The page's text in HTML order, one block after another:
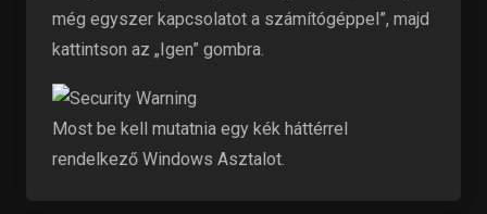
még egyszer kapcsolatot a számítógéppel”, majd
kattintson az „Igen” gombra.
Most be kell mutatnia egy kék háttérrel
rendelkező Windows Asztalot.